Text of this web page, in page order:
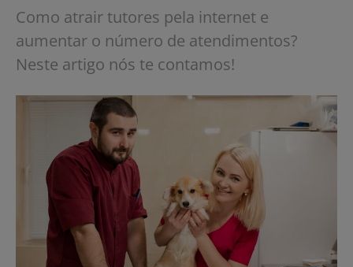
Como atrair tutores pela internet e
aumentar o número de atendimentos?
Neste artigo nós te contamos!